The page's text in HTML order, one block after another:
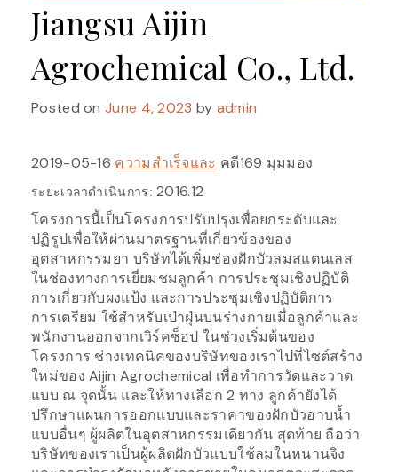
Jiangsu Aijin
Agrochemical Co., Ltd.
Posted onJune 4, 2023 by admin
2019-05-16 ความสำเร็จและ คดี169 มุมมอง
ระยะเวลาดำเนินการ: 2016.12
โครงการนี้เป็นโครงการปรับปรุงเพื่อยกระดับและ
ปฏิรูปเพื่อให้ผ่านมาตรฐานที่เกี่ยวข้องของ
อุตสาหกรรมยา บริษัทได้เพิ่มช่องฝักบัวลมสแตนเลส
ในช่องทางการเยี่ยมชมลูกค้า การประชุมเชิงปฏิบัติ
การเกี่ยวกับผงแป้ง และการประชุมเชิงปฏิบัติการ
การเตรียม ใช้สำหรับเป่าฝุ่นบนร่างกายเมื่อลูกค้าและ
พนักงานออกจากเวิร์คช็อป ในช่วงเริ่มต้นของ
โครงการ ช่างเทคนิคของบริษัทของเราไปที่ไซต์สร้าง
ใหม่ของ Aijin Agrochemical เพื่อทำการวัดและวาด
แบบ ณ จุดนั้น และให้ทางเลือก 2 ทาง ลูกค้ายังได้
ปรึกษาแผนการออกแบบและราคาของฝักบัวอาบน้ำ
แบบอื่นๆ ผู้ผลิตในอุตสาหกรรมเดียวกัน สุดท้าย ถือว่า
บริษัทของเราเป็นผู้ผลิตฝักบัวแบบใช้ลมในหนานจิง